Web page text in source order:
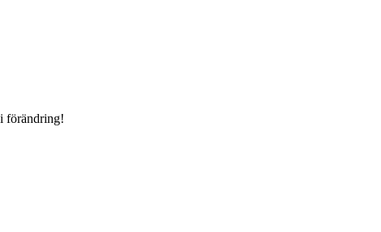
förändring!